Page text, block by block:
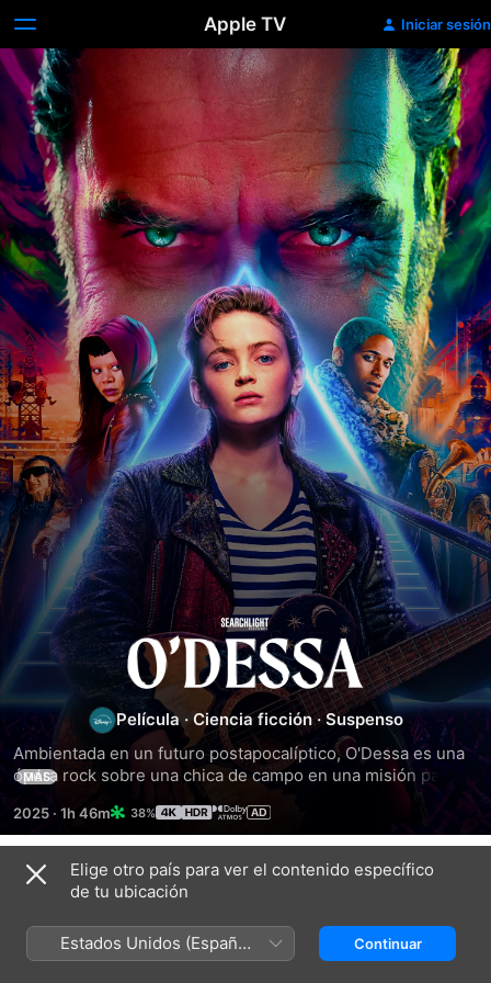
Apple TV Iniciar sesión
O'Dessa
Película · Ciencia ficción ·Suspenso
Ambientada en un futuro postapocalíptico, O'Dessa es una
ópera rock sobre una chica de campo en una misión para
recuperar una reliquia familiar. Su viaje la lleva a una ciudad
peligrosa, donde deberá usar el poder del destino y la
música para salvar el alma de su verdadero amor.
MÁS
2025 · 1h 46m 38%
Títulos relacionados
Último
Viaje
Elige otro país para ver el contenido específico
de tu ubicación
Estados Unidos (Español
México)
Continuar